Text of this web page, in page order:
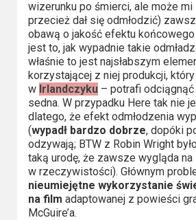
wizerunku po śmierci, ale może mi
przecież dał się odmłodzić)
obawą o jakość efektu
jest to, jak wypadnie takie
właśnie to jest najsłabszym
korzystającej z niej produkcji,
w Irlandczyku– potrafi odciągnąć
sedna. W przypadku Here tak nie
dlatego, że efekt odmłodzenia
(wypadł bardzo dobrze, dopóki
odzywają; BTW z Robin Wright
taką urodę, że zawsze wygląda
w rzeczywistości). Głównym
nieumiejętne wykorzystanie
na film adaptowanej z powieści
McGuire’a.